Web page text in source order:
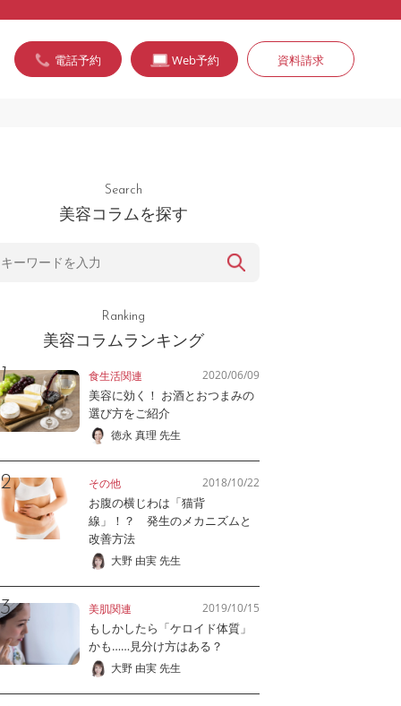
電話予約 Web予約 資料請求
Search
美容コラムを探す
Ranking
美容コラムランキング
食生活関連 2020/06/09
美容に効く！ お酒とおつまみの
選び方をご紹介
徳永 真理 先生
その他 2018/10/22
お腹の横じわは「猫背
線」！？ 発生のメカニズムと
改善方法
大野 由実 先生
美肌関連 2019/10/15
もしかしたら「ケロイド体質」
かも……見分け方はある？
大野 由実 先生